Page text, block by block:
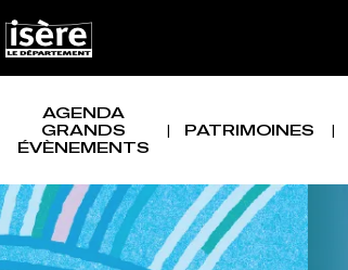
AGENDA
GRANDS
ÉVÈNEMENTS
PATRIMOINES